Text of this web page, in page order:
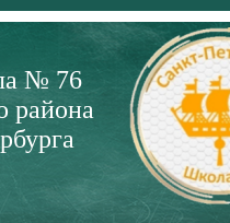
№ 76
района